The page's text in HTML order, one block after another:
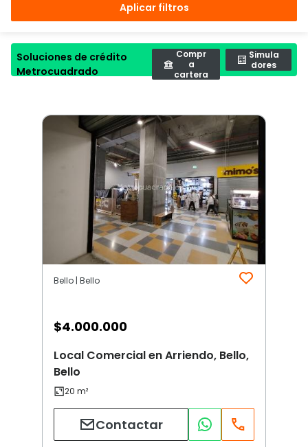
Aplicar filtros
Soluciones de crédito
Metrocuadrado
Compr
a
cartera
Simula
dores
Bello | Bello
$4.000.000
Local Comercial en Arriendo, Bello,
Bello
Contactar